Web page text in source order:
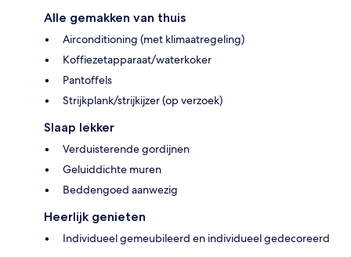
Alle gemakken van thuis
Airconditioning (met klimaatregeling)
Koffiezetapparaat/waterkoker
Pantoffels
Strijkplank/strijkijzer (op verzoek)
Slaap lekker
Verduisterende gordijnen
Geluiddichte muren
Beddengoed aanwezig
Heerlijk genieten
Individueel gemeubileerd en individueel gedecoreerd